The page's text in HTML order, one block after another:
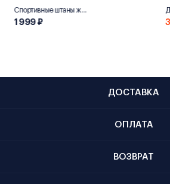
Спортивные штаны женские «НН800»
1 999 ₽
ДОСТАВКА
ОПЛАТА
ВОЗВРАТ